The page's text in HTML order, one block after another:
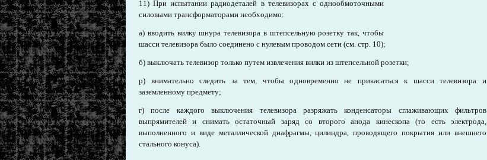
11) При испытании радиодеталей в телевизорах с однообмоточными
силовыми трансформаторами необходимо:
а) вводить вилку шнура телевизора в штепсельную розетку так, чтобы
шасси телевизора было соединено с нулевым проводом сети (см. стр. 10);
б) выключать телевизор только путем извлечения вилки из штепсельной розетки;
р) внимательно следить за тем, чтобы одновременно не прикасаться к шасси телевизора и
заземленному предмету;
г) после каждого выключения телевизора разряжать конденсаторы сглаживающих фильтров
выпрямителей и снимать остаточный заряд со второго анода кинескопа (то есть электрода,
выполненного и виде металлической диафрагмы, цилиндра, проводящего покрытия или внешнего
стального конуса).